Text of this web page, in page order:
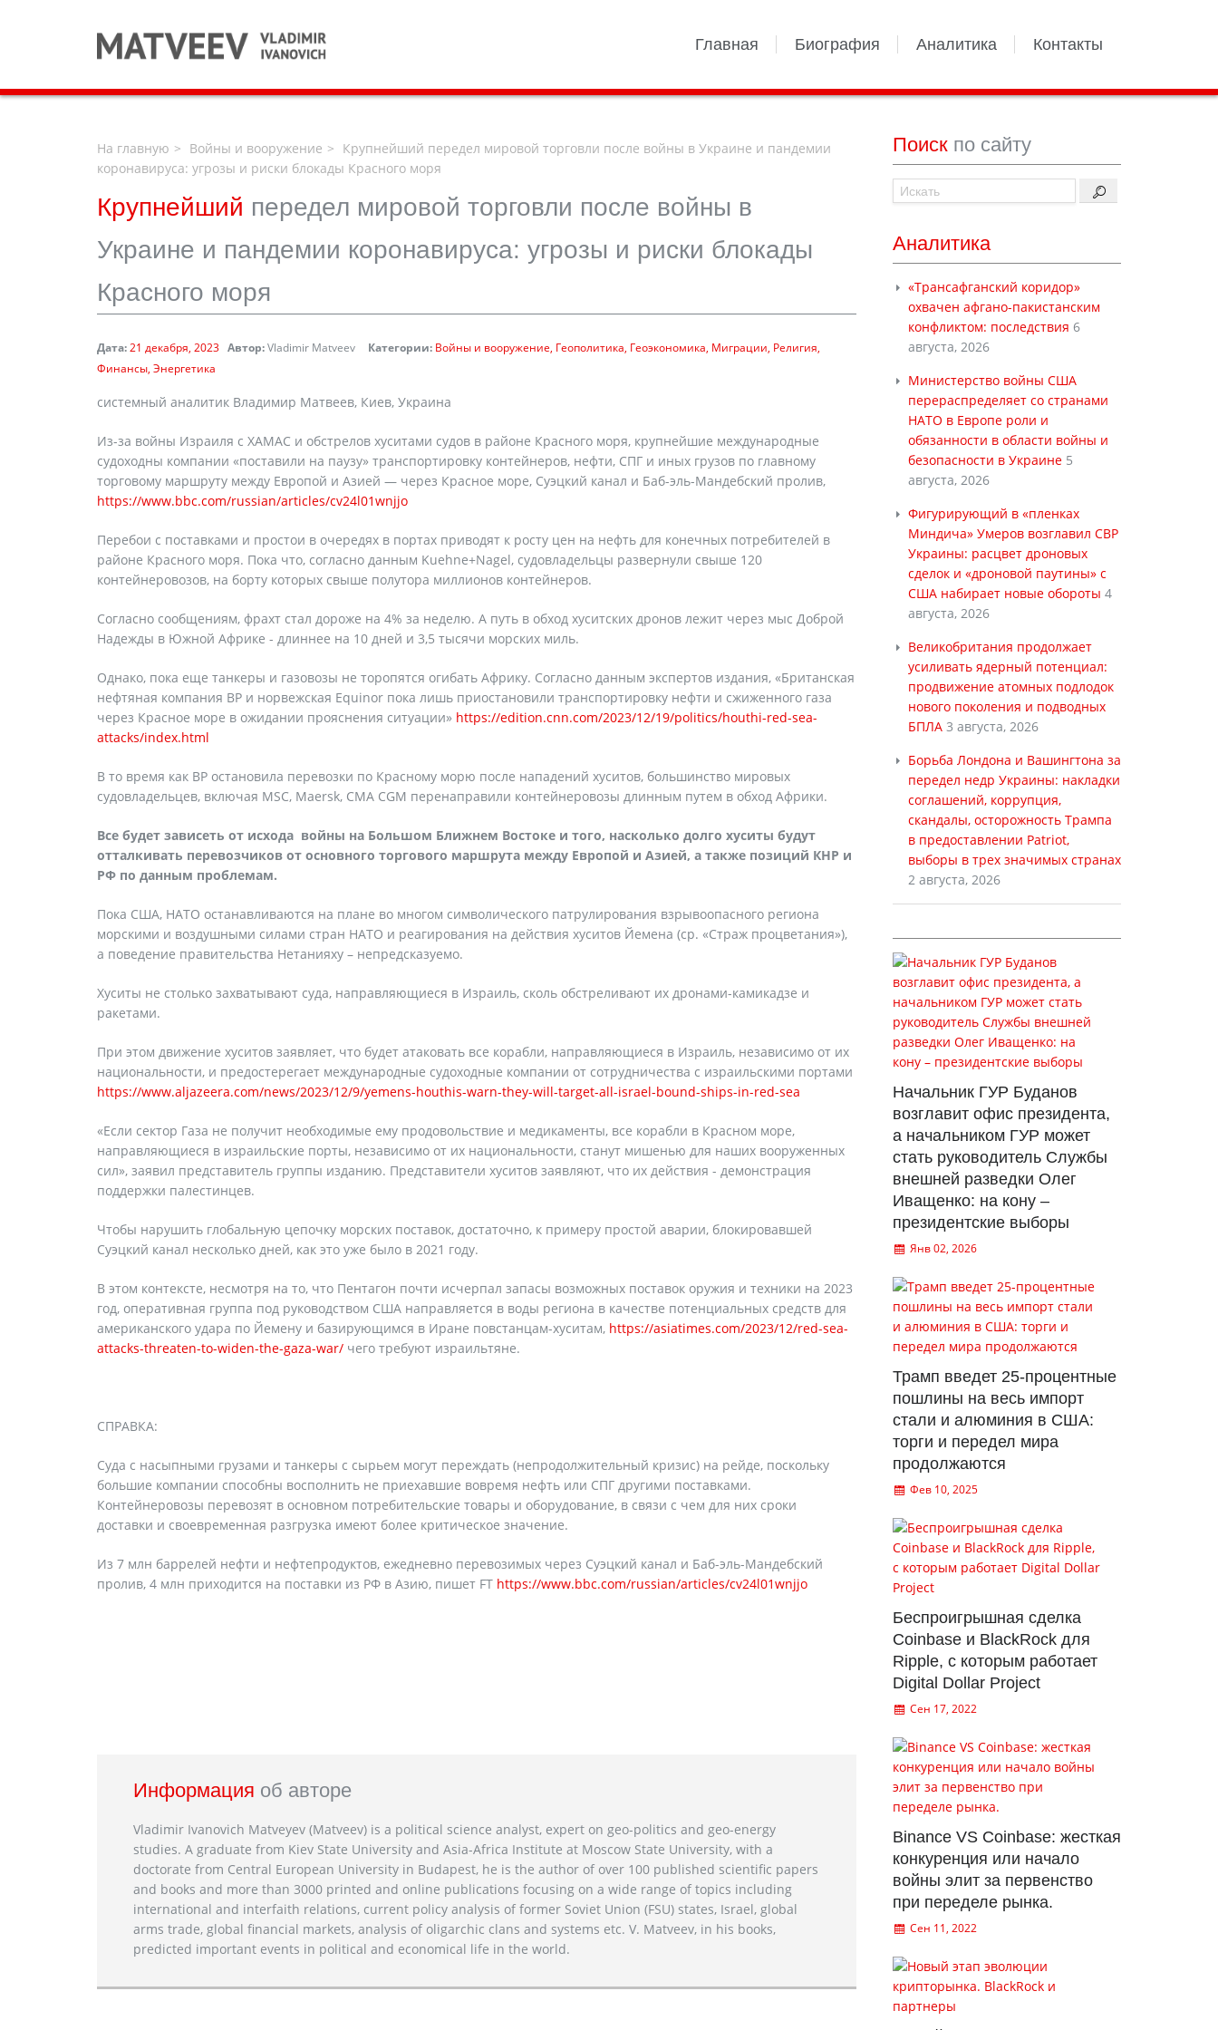
Главная Биография Аналитика Контакты
На главную Войны и вооружение
Крупнейший передел мировой торговли после войны в Украине и пандемии
коронавируса: угрозы и риски блокады Красного моря
Крупнейший передел мировой торговли после войны в
Украине и пандемии коронавируса: угрозы и риски блокады
Красного моря
Дата:21 декабря, 2023 Автор:Vladimir Matveev Категории: Войны и вооружение Геополитика Геоэкономика Миграции Религия
Финансы Энергетика
cистемный аналитик Владимир Матвеев, Киев, Украина
Из-за войны Израиля с ХАМАС и обстрелов хуситами судов в районе Красного моря, крупнейшие международные
судоходны компании «поставили на паузу» транспортировку контейнеров, нефти, СПГ и иных грузов по главному
торговому маршруту между Европой и Азией — через Красное море, Суэцкий канал и Баб-эль-Мандебский пролив,
https://www.bbc.com/russian/articles/cv24l01wnjjo
Перебои с поставками и простои в очередях в портах приводят к росту цен на нефть для конечных потребителей в
районе Красного моря. Пока что, согласно данным Kuehne+Nagel, судовладельцы развернули свыше 120
контейнеровозов, на борту которых свыше полутора миллионов контейнеров.
Согласно сообщениям, фрахт стал дороже на 4% за неделю. А путь в обход хуситских дронов лежит через мыс Доброй
Надежды в Южной Африке - длиннее на 10 дней и 3,5 тысячи морских миль.
Однако, пока еще танкеры и газовозы не торопятся огибать Африку. Согласно данным экспертов издания, «Британская
нефтяная компания BP и норвежская Equinor пока лишь приостановили транспортировку нефти и сжиженного газа
через Красное море в ожидании прояснения ситуации» https://edition.cnn.com/2023/12/19/politics/houthi-red-sea-
attacks/index.html
В то время как ВР остановила перевозки по Красному морю после нападений хуситов, большинство мировых
судовладельцев, включая MSC, Maersk, CMA CGM перенаправили контейнеровозы длинным путем в обход Африки.
Все будет зависеть от исхода войны на Большом Ближнем Востоке и того, насколько долго хуситы будут
отталкивать перевозчиков от основного торгового маршрута между Европой и Азией, а также позиций КНР и
РФ по данным проблемам.
Пока США, НАТО останавливаются на плане во многом символического патрулирования взрывоопасного региона
морскими и воздушными силами стран НАТО и реагирования на действия хуситов Йемена (ср. «Страж процветания»),
а поведение правительства Нетанияху – непредсказуемо.
Хуситы не столько захватывают суда, направляющиеся в Израиль, сколь обстреливают их дронами-камикадзе и
ракетами.
При этом движение хуситов заявляет, что будет атаковать все корабли, направляющиеся в Израиль, независимо от их
национальности, и предостерегает международные судоходные компании от сотрудничества с израильскими портами
https://www.aljazeera.com/news/2023/12/9/yemens-houthis-warn-they-will-target-all-israel-bound-ships-in-red-sea
«Если сектор Газа не получит необходимые ему продовольствие и медикаменты, все корабли в Красном море,
направляющиеся в израильские порты, независимо от их национальности, станут мишенью для наших вооруженных
сил», заявил представитель группы изданию. Представители хуситов заявляют, что их действия - демонстрация
поддержки палестинцев.
Чтобы нарушить глобальную цепочку морских поставок, достаточно, к примеру простой аварии, блокировавшей
Суэцкий канал несколько дней, как это уже было в 2021 году.
В этом контексте, несмотря на то, что Пентагон почти исчерпал запасы возможных поставок оружия и техники на 2023
год, оперативная группа под руководством США направляется в воды региона в качестве потенциальных средств для
американского удара по Йемену и базирующимся в Иране повстанцам-хуситам, https://asiatimes.com/2023/12/red-sea-
attacks-threaten-to-widen-the-gaza-war/ чего требуют израильтяне.
СПРАВКА:
Суда с насыпными грузами и танкеры с сырьем могут переждать (непродолжительный кризис) на рейде, поскольку
большие компании способны восполнить не приехавшие вовремя нефть или СПГ другими поставками.
Контейнеровозы перевозят в основном потребительские товары и оборудование, в связи с чем для них сроки
доставки и своевременная разгрузка имеют более критическое значение.
Из 7 млн баррелей нефти и нефтепродуктов, ежедневно перевозимых через Суэцкий канал и Баб-эль-Мандебский
пролив, 4 млн приходится на поставки из РФ в Азию, пишет FT https://www.bbc.com/russian/articles/cv24l01wnjjo
Информация об авторе
Vladimir Ivanovich Matveyev (Matveev) is a political science analyst, expert on geo-politics and geo-energy
studies. A graduate from Kiev State University and Asia-Africa Institute at Moscow State University, with a
doctorate from Central European University in Budapest, he is the author of over 100 published scientific papers
and books and more than 3000 printed and online publications focusing on a wide range of topics including
international and interfaith relations, current policy analysis of former Soviet Union (FSU) states, Israel, global
arms trade, global financial markets, analysis of oligarchic clans and systems etc. V. Matveev, in his books,
predicted important events in political and economical life in the world.
Поиск по сайту
Аналитика
«Трансафганский коридор»
охвачен афгано-пакистанским
конфликтом: последствия 6
августа, 2026
Министерство войны США
перераспределяет со странами
НАТО в Европе роли и
обязанности в области войны и
безопасности в Украине 5
августа, 2026
Фигурирующий в «пленках
Миндича» Умеров возглавил СВР
Украины: расцвет дроновых
сделок и «дроновой паутины» с
США набирает новые обороты 4
августа, 2026
Великобритания продолжает
усиливать ядерный потенциал:
продвижение атомных подлодок
нового поколения и подводных
БПЛА 3 августа, 2026
Борьба Лондона и Вашингтона за
передел недр Украины: накладки
соглашений, коррупция,
скандалы, осторожность Трампа
в предоставлении Patriot,
выборы в трех значимых странах
2 августа, 2026
Начальник ГУР Буданов
возглавит офис президента,
а начальником ГУР может
стать руководитель Службы
внешней разведки Олег
Иващенко: на кону –
президентские выборы
Янв 02, 2026
Трамп введет 25-процентные
пошлины на весь импорт
стали и алюминия в США:
торги и передел мира
продолжаются
Фев 10, 2025
Беспроигрышная сделка
Coinbase и BlackRock для
Ripple, с которым работает
Digital Dollar Project
Сен 17, 2022
Binance VS Coinbase: жесткая
конкуренция или начало
войны элит за первенство
при переделе рынка.
Сен 11, 2022